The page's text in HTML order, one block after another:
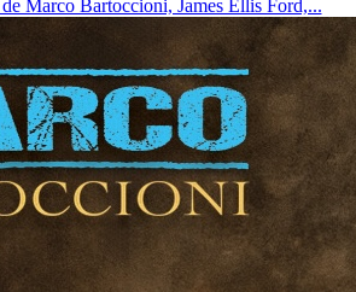
Marco Bartoccioni, James Ellis Ford,...